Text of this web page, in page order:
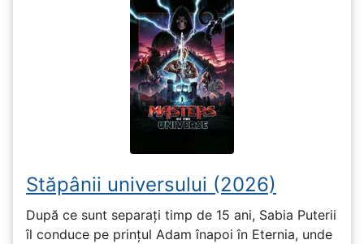
Stăpânii universului (2026)
După ce sunt separați timp de 15 ani, Sabia Puterii
îl conduce pe prințul Adam înapoi în Eternia, unde